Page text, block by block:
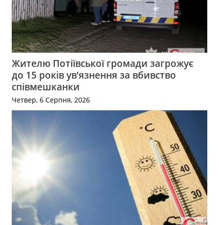
Жителю Потіївської громади загрожує
до 15 років ув’язнення за вбивство
співмешканки
Четвер, 6 Серпня, 2026